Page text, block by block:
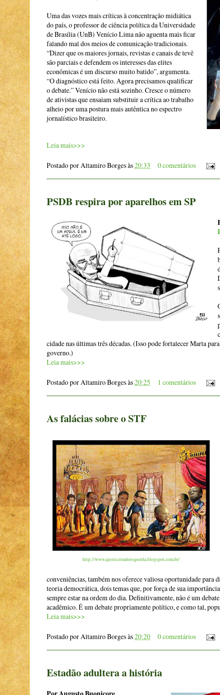
Uma das vozes mais críticas à concentração midiática
do país, o professor de ciência política da Universidade
de Brasília (UnB) Venício Lima não aguenta mais ficar
falando mal dos meios de comunicação tradicionais.
“Dizer que os maiores jornais, revistas e canais de tevê
são parciais e defendem os interesses das elites
econômicas é um discurso muito batido”, argumenta.
­“O diagnóstico está feito. Agora precisamos qualificar
o debate.” Venício não está sozinho. Cresce o número
de ativistas que ensaiam substituir a crítica ao trabalho
alheio por uma postura mais autêntica no espectro
jornalístico brasileiro.
Leia mais>>>
Postado porAltamiro Borgesàs20:33 0 comentários
PSDB respira por aparelhos em SP
cidade nas últimas três décadas. (Isso pode fortalecer Marta
governo.)
Leia mais>>>
Postado porAltamiro Borgesàs20:25 1 comentários
As falácias sobre o STF
http://www.ajusticeiradeesquerda.blogspot.com.br/
conveniências, também nos oferece valiosa oportunidade para
teoria democrática, dois temas que, por força de sua
sempre estar na ordem do dia. Definitivamente, não é um
acadêmico. É um debate propriamente político, e como tal,
Leia mais>>>
Postado porAltamiro Borgesàs20:20 0 comentários
Estadão adultera a história